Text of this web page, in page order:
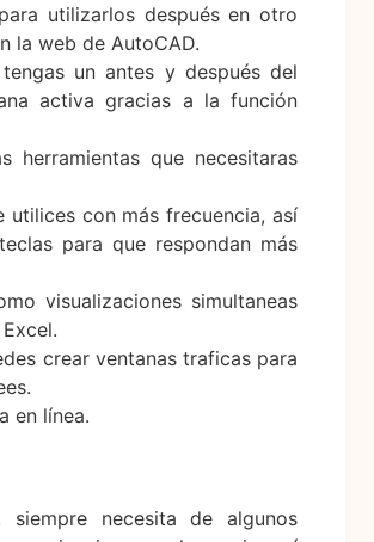
utilizarlos después en otro
la web de AutoCAD.
un antes y después del
activa gracias a la función
que necesitaras
utilices con más frecuencia, así
para que respondan más
visualizaciones simultaneas
crear ventanas traficas para
en línea.
necesita de algunos